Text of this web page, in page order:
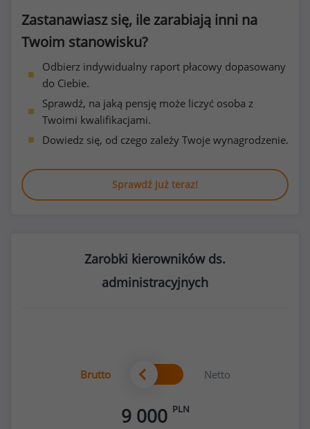
Zastanawiasz się, ile zarabiają inni na
Twoim stanowisku?
Odbierz indywidualny raport płacowy dopasowany
do Ciebie.
Sprawdź, na jaką pensję może liczyć osoba z
Twoimi kwalifikacjami.
Dowiedz się, od czego zależy Twoje wynagrodzenie.
Sprawdź już teraz!
Zarobki kierowników ds.
administracyjnych
Brutto Netto
9 000 PLN